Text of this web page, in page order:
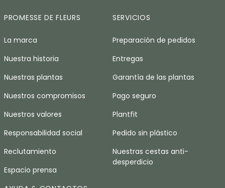
PROMESSE DE FLEURS
La marca
Nuestra historia
Nuestras plantas
Nuestros compromisos
Nuestros valores
Responsabilidad social
Reclutamiento
Espacio prensa
SERVICIOS
Preparación de pedidos
Entregas
Garantía de las plantas
Pago seguro
Plantfit
Pedido sin plástico
Nuestras cestas anti-
desperdicio